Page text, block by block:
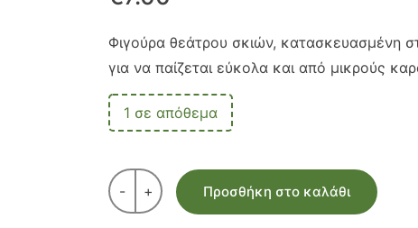
Φιγούρα θεάτρου σκιών, κατασκευασμένη
για να παίζεται εύκολα και από μικρούς
1 σε απόθεμα
- + Προσθήκη στο καλάθι